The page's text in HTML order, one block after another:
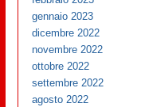
gennaio 2023
dicembre 2022
novembre 2022
ottobre 2022
settembre 2022
agosto 2022